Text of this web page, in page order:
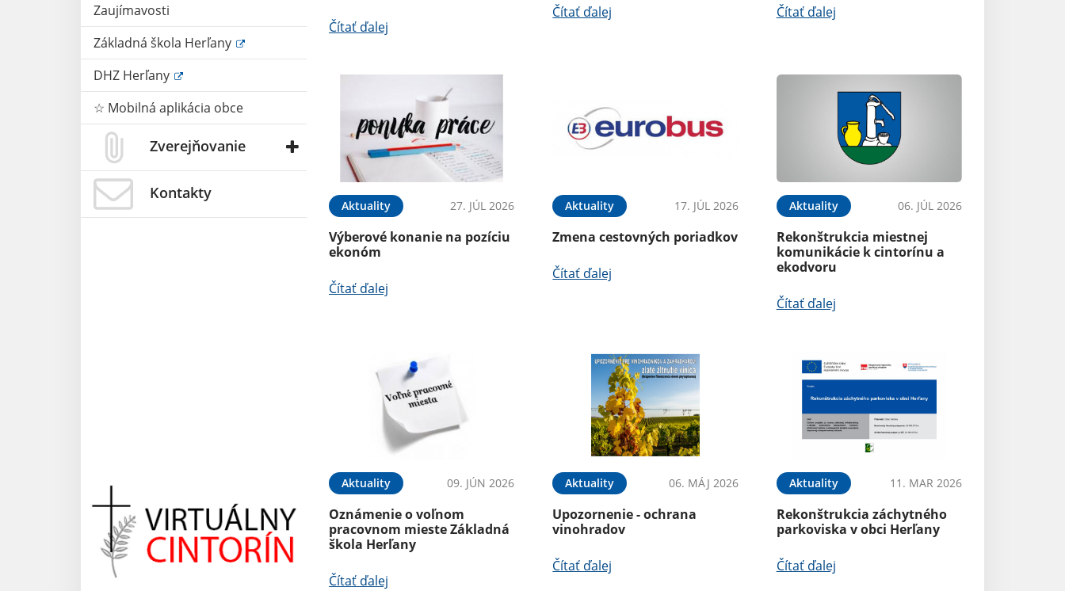
Zaujímavosti
Základná škola Herľany
DHZ Herľany
☆ Mobilná aplikácia obce
Zverejňovanie
Kontakty
Čítať ďalej
Čítať ďalej Čítať ďalej
Aktuality 27. JÚL 2026
Výberové konanie na pozíciu
ekonóm
Čítať ďalej
Aktuality 17. JÚL 2026
Zmena cestovných poriadkov
Čítať ďalej
Aktuality 06. JÚL 2026
Rekonštrukcia miestnej
komunikácie k cintorínu a
ekodvoru
Čítať ďalej
Aktuality 09. JÚN 2026
Oznámenie o voľnom
pracovnom mieste Základná
škola Herľany
Čítať ďalej
Aktuality 06. MÁJ 2026
Upozornenie - ochrana
vinohradov
Čítať ďalej
Aktuality 11. MAR 2026
Rekonštrukcia záchytného
parkoviska v obci Herľany
Čítať ďalej